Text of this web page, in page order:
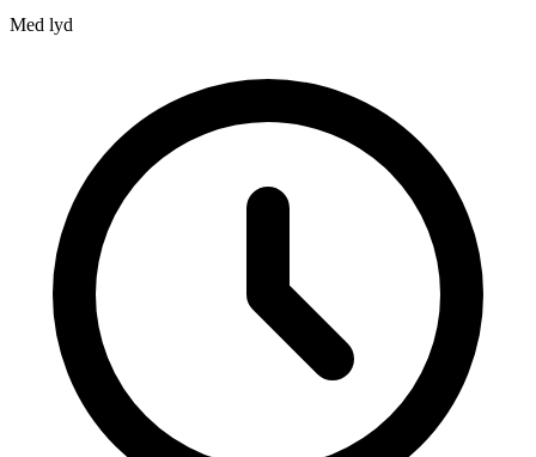
Med lyd